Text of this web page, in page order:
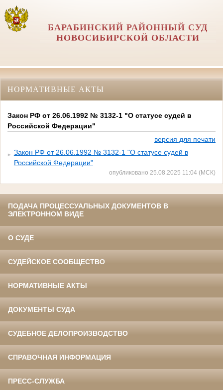
БАРАБИНСКИЙ РАЙОННЫЙ СУД
НОВОСИБИРСКОЙ ОБЛАСТИ
НОРМАТИВНЫЕ АКТЫ
Закон РФ от 26.06.1992 № 3132-1 "О статусе судей в
Российской Федерации"
версия для печати
Закон РФ от 26.06.1992 № 3132-1 "О статусе судей в
Российской Федерации"
опубликовано 25.08.2025 11:04 (МСК)
ПОДАЧА ПРОЦЕССУАЛЬНЫХ ДОКУМЕНТОВ В
ЭЛЕКТРОННОМ ВИДЕ
О СУДЕ
СУДЕЙСКОЕ СООБЩЕСТВО
НОРМАТИВНЫЕ АКТЫ
ДОКУМЕНТЫ СУДА
СУДЕБНОЕ ДЕЛОПРОИЗВОДСТВО
СПРАВОЧНАЯ ИНФОРМАЦИЯ
ПРЕСС-СЛУЖБА